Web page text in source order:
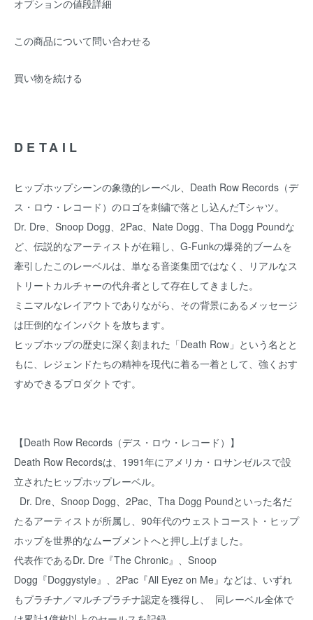
オプションの値段詳細
この商品について問い合わせる
買い物を続ける
DETAIL
ヒップホップシーンの象徴的レーベル、Death Row Records（デ
ス・ロウ・レコード）のロゴを刺繍で落とし込んだTシャツ。
Dr. Dre、Snoop Dogg、2Pac、Nate Dogg、Tha Dogg Poundな
ど、伝説的なアーティストが在籍し、G-Funkの爆発的ブームを
牽引したこのレーベルは、単なる音楽集団ではなく、リアルなス
トリートカルチャーの代弁者として存在してきました。
ミニマルなレイアウトでありながら、その背景にあるメッセージ
は圧倒的なインパクトを放ちます。
ヒップホップの歴史に深く刻まれた「Death Row」という名とと
もに、レジェンドたちの精神を現代に着る一着として、強くおす
すめできるプロダクトです。
【Death Row Records（デス・ロウ・レコード）】
Death Row Recordsは、1991年にアメリカ・ロサンゼルスで設
立されたヒップホップレーベル。
Dr. Dre、Snoop Dogg、2Pac、Tha Dogg Poundといった名だ
たるアーティストが所属し、90年代のウェストコースト・ヒップ
ホップを世界的なムーブメントへと押し上げました。
代表作であるDr. Dre『The Chronic』、Snoop
Dogg『Doggystyle』、2Pac『All Eyez on Me』などは、いずれ
もプラチナ／マルチプラチナ認定を獲得し、 同レーベル全体で